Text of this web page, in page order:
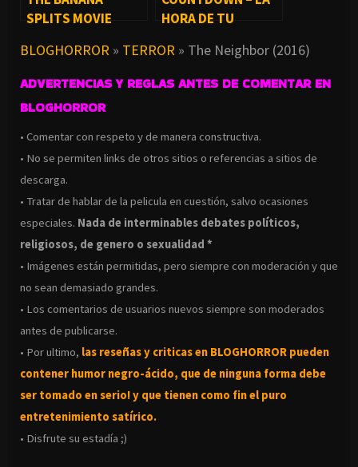
SPLITS MOVIE
HORA DE TU
BLOGHORROR » TERROR » The Neighbor (2016)
ADVERTENCIAS Y REGLAS ANTES DE COMENTAR EN
BLOGHORROR
• Comentar con respeto y de manera constructiva.
• No se permiten links de otros sitios o referencias a sitios de
descarga.
• Tratar de hablar de la pelicula en cuestión, salvo ocasiones
especiales. Nada de interminables debates políticos,
religiosos, de genero o sexualidad *
• Imágenes están permitidas, pero siempre con moderación y que
no sean demasiado grandes.
• Los comentarios de usuarios nuevos siempre son moderados
antes de publicarse.
• Por ultimo, las reseñas y criticas en BLOGHORROR pueden
contener humor negro-ácido, que de ninguna forma debe
ser tomado en serio! y que tienen como fin el puro
entretenimiento satírico.
• Disfrute su estadía ;)